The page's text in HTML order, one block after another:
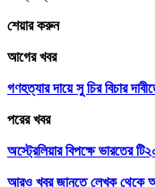
শেয়ার করুন
আগের খবর
গণহত্যার দায়ে সু চির বিচার
পরের খবর
অস্ট্রেলিয়ার বিপক্ষে ভারতের
আরও খবর জানতে লেখক থেকে